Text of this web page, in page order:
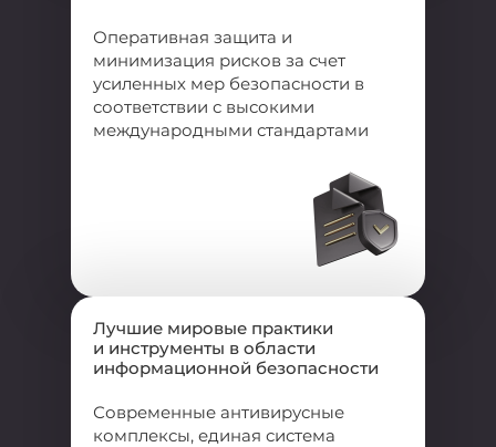
Оперативная защита и
минимизация рисков за счет
усиленных мер безопасности в
соответствии с высокими
международными стандартами
Лучшие мировые практики
и инструменты в области
информационной безопасности
Современные антивирусные
комплексы, единая система